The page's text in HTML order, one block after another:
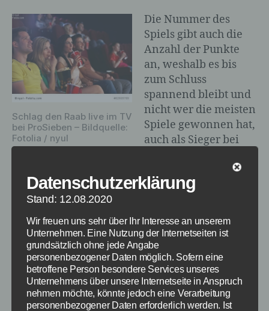
Schlag den Raab live im TV
bei ProSieben – Bildquelle:
Fotolia / nyul
Die Nummer des
Spiels gibt auch die
Anzahl der Punkte
an, weshalb es bis
zum Schluss
spannend bleibt und
nicht wer die meisten
Spiele gewonnen hat,
auch als Sieger bei
hervorgeht. Nachfolgend nun die Spiele vom
24.10.2015 bei Schlag den Raab. Auf der
nächsten Seite haben wir nochmal eine
Auflistung der Spiele in Tabellenform zum
Nachlesen.
Spiel 1 bis 5: Stefan bei Schlag
den Raab kaum aufzuhalten
Datenschutzerklärung
Stand: 12.08.2020
Wir freuen uns sehr über Ihr Interesse an unserem
Unternehmen. Eine Nutzung der Internetseiten ist
grundsätzlich ohne jede Angabe
personenbezogener Daten möglich. Sofern eine
betroffene Person besondere Services unseres
Unternehmens über unsere Internetseite in Anspruch
nehmen möchte, könnte jedoch eine Verarbeitung
personenbezogener Daten erforderlich werden. Ist